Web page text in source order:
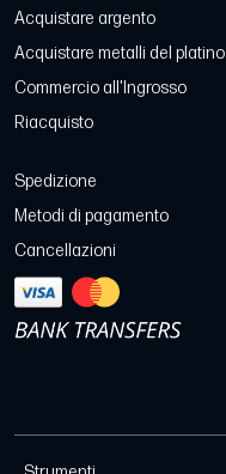
Acquistare argento
Acquistare metalli del platino
Commercio all'Ingrosso
Riacquisto
Spedizione
Metodi di pagamento
Cancellazioni